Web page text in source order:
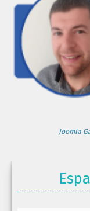
Joomla